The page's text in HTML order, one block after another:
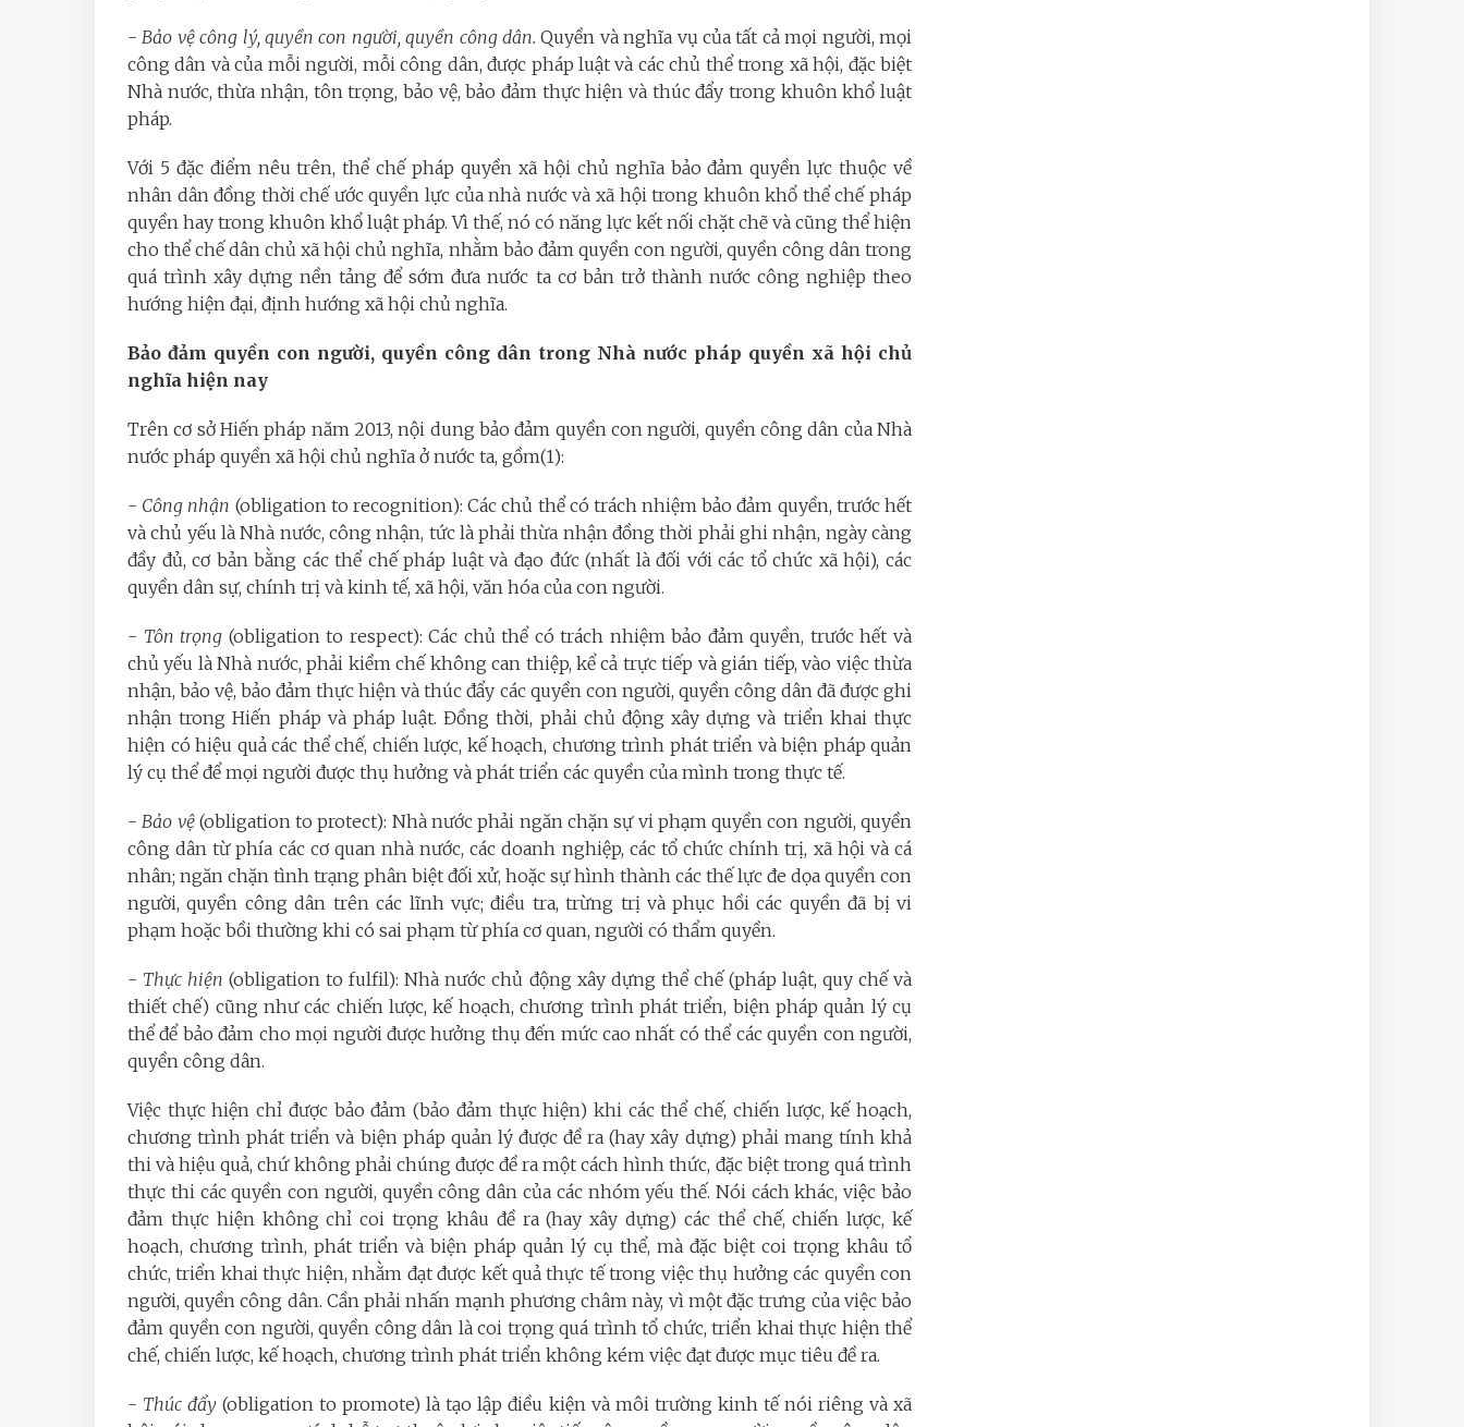
-Bảo vệ công lý, quyền con người, quyền công dân. Quyền và nghĩa vụ của tất cả mọi người, mọi
công dân và của mỗi người, mỗi công dân, được pháp luật và các chủ thể trong xã hội, đặc biệt
Nhà nước, thừa nhận, tôn trọng, bảo vệ, bảo đảm thực hiện và thúc đẩy trong khuôn khổ luật
pháp.
Với 5 đặc điểm nêu trên, thể chế pháp quyền xã hội chủ nghĩa bảo đảm quyền lực thuộc về
nhân dân đồng thời chế ước quyền lực của nhà nước và xã hội trong khuôn khổ thể chế pháp
quyền hay trong khuôn khổ luật pháp. Vì thế, nó có năng lực kết nối chặt chẽ và cũng thể hiện
cho thể chế dân chủ xã hội chủ nghĩa, nhằm bảo đảm quyền con người, quyền công dân trong
quá trình xây dựng nền tảng để sớm đưa nước ta cơ bản trở thành nước công nghiệp theo
hướng hiện đại, định hướng xã hội chủ nghĩa.
Bảo đảm quyền con người, quyền công dân trong Nhà nước pháp quyền xã hội chủ
nghĩa hiện nay
Trên cơ sở Hiến pháp năm 2013, nội dung bảo đảm quyền con người, quyền công dân của Nhà
nước pháp quyền xã hội chủ nghĩa ở nước ta, gồm(1):
- Công nhận (obligation to recognition): Các chủ thể có trách nhiệm bảo đảm quyền, trước hết
và chủ yếu là Nhà nước, công nhận, tức là phải thừa nhận đồng thời phải ghi nhận, ngày càng
đầy đủ, cơ bản bằng các thể chế pháp luật và đạo đức (nhất là đối với các tổ chức xã hội), các
quyền dân sự, chính trị và kinh tế, xã hội, văn hóa của con người.
- Tôn trọng (obligation to respect): Các chủ thể có trách nhiệm bảo đảm quyền, trước hết và
chủ yếu là Nhà nước, phải kiềm chế không can thiệp, kể cả trực tiếp và gián tiếp, vào việc thừa
nhận, bảo vệ, bảo đảm thực hiện và thúc đẩy các quyền con người, quyền công dân đã được ghi
nhận trong Hiến pháp và pháp luật. Đồng thời, phải chủ động xây dựng và triển khai thực
hiện có hiệu quả các thể chế, chiến lược, kế hoạch, chương trình phát triển và biện pháp quản
lý cụ thể để mọi người được thụ hưởng và phát triển các quyền của mình trong thực tế.
-Bảo vệ(obligation to protect): Nhà nước phải ngăn chặn sự vi phạm quyền con người, quyền
công dân từ phía các cơ quan nhà nước, các doanh nghiệp, các tổ chức chính trị, xã hội và cá
nhân; ngăn chặn tình trạng phân biệt đối xử, hoặc sự hình thành các thế lực đe dọa quyền con
người, quyền công dân trên các lĩnh vực; điều tra, trừng trị và phục hồi các quyền đã bị vi
phạm hoặc bồi thường khi có sai phạm từ phía cơ quan, người có thẩm quyền.
- Thực hiện (obligation to fulfil): Nhà nước chủ động xây dựng thể chế (pháp luật, quy chế và
thiết chế) cũng như các chiến lược, kế hoạch, chương trình phát triển, biện pháp quản lý cụ
thể để bảo đảm cho mọi người được hưởng thụ đến mức cao nhất có thể các quyền con người,
quyền công dân.
Việc thực hiện chỉ được bảo đảm (bảo đảm thực hiện) khi các thể chế, chiến lược, kế hoạch,
chương trình phát triển và biện pháp quản lý được đề ra (hay xây dựng) phải mang tính khả
thi và hiệu quả, chứ không phải chúng được đề ra một cách hình thức, đặc biệt trong quá trình
thực thi các quyền con người, quyền công dân của các nhóm yếu thế. Nói cách khác, việc bảo
đảm thực hiện không chỉ coi trọng khâu đề ra (hay xây dựng) các thể chế, chiến lược, kế
hoạch, chương trình, phát triển và biện pháp quản lý cụ thể, mà đặc biệt coi trọng khâu tổ
chức, triển khai thực hiện, nhằm đạt được kết quả thực tế trong việc thụ hưởng các quyền con
người, quyền công dân. Cần phải nhấn mạnh phương châm này, vì một đặc trưng của việc bảo
đảm quyền con người, quyền công dân là coi trọng quá trình tổ chức, triển khai thực hiện thể
chế, chiến lược, kế hoạch, chương trình phát triển không kém việc đạt được mục tiêu đề ra.
- Thúc đẩy (obligation to promote) là tạo lập điều kiện và môi trường kinh tế nói riêng và xã